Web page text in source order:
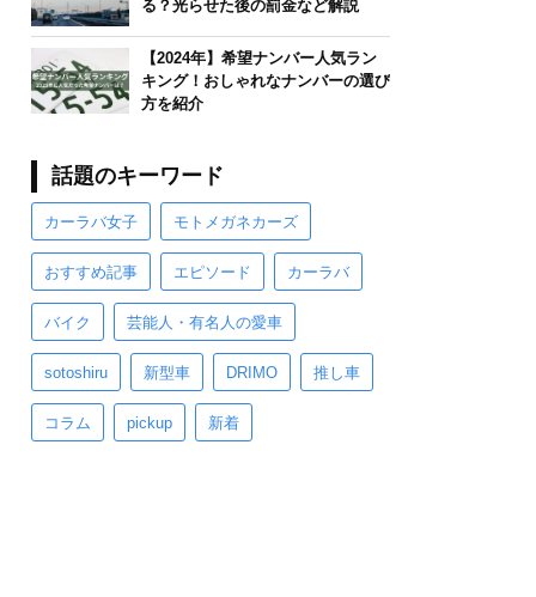
る？光らせた後の罰金など解説
【2024年】希望ナンバー人気ラン
キング！おしゃれなナンバーの選び
方を紹介
話題のキーワード
カーラバ女子 モトメガネカーズ
おすすめ記事 エピソード カーラバ
バイク 芸能人・有名人の愛車
sotoshiru 新型車 DRIMO 推し車
コラム pickup 新着